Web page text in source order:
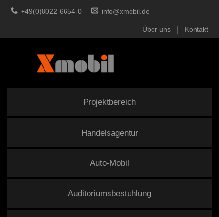
+49(0)8022-6654-0 info@xmobil.de
Über uns Kontakt
Projektbereich
Handelsagentur
Auto-Mobil
Auditoriumsbestuhlung